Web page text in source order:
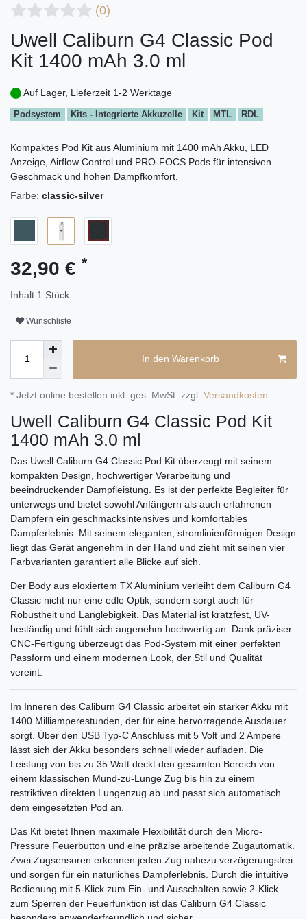
(0)
Uwell Caliburn G4 Classic Pod
Kit 1400 mAh 3.0 ml
Auf Lager, Lieferzeit 1-2 Werktage
Podsystem Kits - Integrierte Akkuzelle Kit MTL RDL
Kompaktes Pod Kit aus Aluminium mit 1400 mAh Akku, LED
Anzeige, Airflow Control und PRO-FOCS Pods für intensiven
Geschmack und hohen Dampfkomfort.
Farbe: classic-silver
32,90 € *
Inhalt 1 Stück
Wunschliste
In den Warenkorb
* Jetzt online bestellen inkl. ges. MwSt. zzgl. Versandkosten
Uwell Caliburn G4 Classic Pod Kit
1400 mAh 3.0 ml
Das Uwell Caliburn G4 Classic Pod Kit überzeugt mit seinem
kompakten Design, hochwertiger Verarbeitung und
beeindruckender Dampfleistung. Es ist der perfekte Begleiter für
unterwegs und bietet sowohl Anfängern als auch erfahrenen
Dampfern ein geschmacksintensives und komfortables
Dampferlebnis. Mit seinem eleganten, stromlinienförmigen Design
liegt das Gerät angenehm in der Hand und zieht mit seinen vier
Farbvarianten garantiert alle Blicke auf sich.
Der Body aus eloxiertem TX Aluminium verleiht dem Caliburn G4
Classic nicht nur eine edle Optik, sondern sorgt auch für
Robustheit und Langlebigkeit. Das Material ist kratzfest, UV-
beständig und fühlt sich angenehm hochwertig an. Dank präziser
CNC-Fertigung überzeugt das Pod-System mit einer perfekten
Passform und einem modernen Look, der Stil und Qualität
vereint.
Im Inneren des Caliburn G4 Classic arbeitet ein starker Akku mit
1400 Milliamperestunden, der für eine hervorragende Ausdauer
sorgt. Über den USB Typ-C Anschluss mit 5 Volt und 2 Ampere
lässt sich der Akku besonders schnell wieder aufladen. Die
Leistung von bis zu 35 Watt deckt den gesamten Bereich von
einem klassischen Mund-zu-Lunge Zug bis hin zu einem
restriktiven direkten Lungenzug ab und passt sich automatisch
dem eingesetzten Pod an.
Das Kit bietet Ihnen maximale Flexibilität durch den Micro-
Pressure Feuerbutton und eine präzise arbeitende Zugautomatik.
Zwei Zugsensoren erkennen jeden Zug nahezu verzögerungsfrei
und sorgen für ein natürliches Dampferlebnis. Durch die intuitive
Bedienung mit 5-Klick zum Ein- und Ausschalten sowie 2-Klick
zum Sperren der Feuerfunktion ist das Caliburn G4 Classic